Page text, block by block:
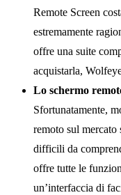
Remote Screen
estremamente
offre una suite
acquistarla,
Lo schermo
Sfortunatamente,
remoto sul
difficili da
offre tutte le
un’interfaccia di